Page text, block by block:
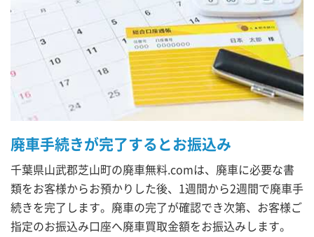
廃車手続きが完了するとお振込み
千葉県山武郡芝山町の廃車無料.comは、廃車に必要な書
類をお客様からお預かりした後、1週間から2週間で廃車手
続きを完了します。廃車の完了が確認でき次第、お客様ご
指定のお振込み口座へ廃車買取金額をお振込みします。